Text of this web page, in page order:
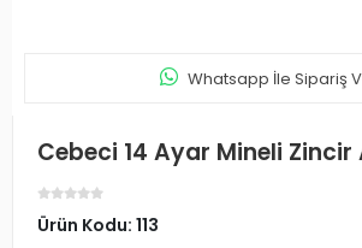
Whatsapp İle Sipariş
Cebeci 14 Ayar Mineli Zincir
Ürün Kodu: 113